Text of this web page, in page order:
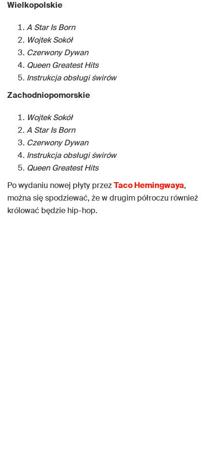
Wielkopolskie
A Star Is Born
Wojtek Sokół
Czerwony Dywan
Queen Greatest Hits
Instrukcja obsługi świrów
Zachodniopomorskie
Wojtek Sokół
A Star Is Born
Czerwony Dywan
Instrukcja obsługi świrów
Queen Greatest Hits
Po wydaniu nowej płyty przezTaco Hemingwaya,
można się spodziewać, że w drugim półroczu również
królować będzie hip-hop.